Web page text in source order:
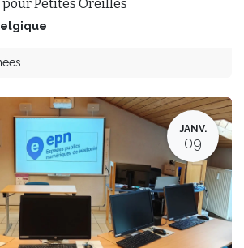
Petites Oreilles
JANV.
09